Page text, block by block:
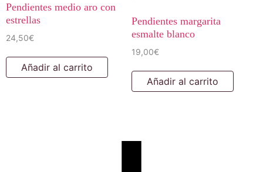
Pendientes medio aro con
estrellas
24,50€
Añadir al carrito
Pendientes margarita
esmalte blanco
19,00€
Añadir al carrito